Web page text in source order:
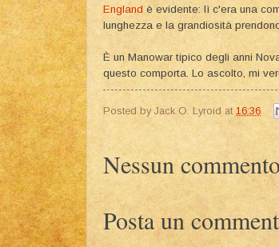
England è evidente: lì c'era una
lunghezza e la grandiosità
È un Manowar tipico degli anni
questo comporta. Lo ascolto, mi
Posted by Jack O. Lyroid at 16:36
Nessun
Posta un